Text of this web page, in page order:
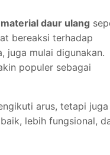
material daur ulang
bereaksi terhadap
juga mulai digunakan.
populer sebagai
arus, tetapi juga
lebih fungsional,